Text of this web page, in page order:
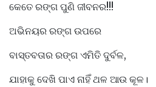
କେତେ ରଙ୍ଗ ପୁଣି ଜୀବନର!!!
ଅଭିନୟର ରଙ୍ଗ ଉପରେ
ବାସ୍ତବତାର ରଙ୍ଗ ଏମିତି ଦୁର୍ବଳ,
ଯାହାକୁ ଦେଖି ପାଏ ନାହିଁ ଥଳ ଆଉ କୂଳ।